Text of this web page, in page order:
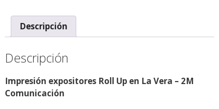
Descripción
Descripción
Impresión expositores Roll Up en La Vera – 2M
Comunicación